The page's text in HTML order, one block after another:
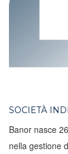
SOCIETÀ
Banor nasce
nella gestione